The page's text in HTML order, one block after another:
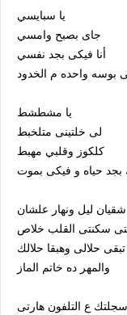
يا سبايسي
جاى بصبح وامسي
أنا فيكى بجد نفسي
بوسه واحده م الخدود
يا مشطشط
لى خلتينى متلخبط
كلكوز وقلبي مهبط
حياه و فيكى بموت
شقيان ليل ونهار علشان
سكنتى القلب خلاص
تبقى حلالى وهبقا حلالك
والمهر ده خاتم الماز
سجلتك ع التلفون هارتى